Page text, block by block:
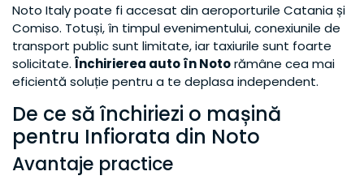
Noto Italy poate fi accesat din aeroporturile Catania și
Comiso. Totuși, în timpul evenimentului, conexiunile de
transport public sunt limitate, iar taxiurile sunt foarte
solicitate. Închirierea auto în Notorămâne cea mai
eficientă soluție pentru a te deplasa independent.
De ce să închiriezi o mașină
pentru Infiorata din Noto
Avantaje practice